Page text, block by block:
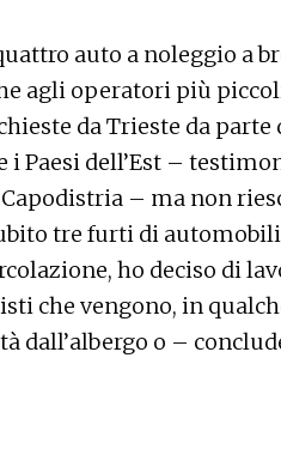
auto a noleggio a
agli operatori più
da Trieste da
i Paesi dell’Est –
Capodistria – ma non
tre furti di
ho deciso di
che vengono, in
dall’albergo o –